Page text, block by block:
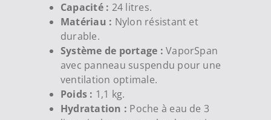
Capacité : 24 litres.
Matériau : Nylon résistant et
durable.
Système de portage : VaporSpan
avec panneau suspendu pour une
ventilation optimale.
Poids : 1,1 kg.
Hydratation : Poche à eau de 3